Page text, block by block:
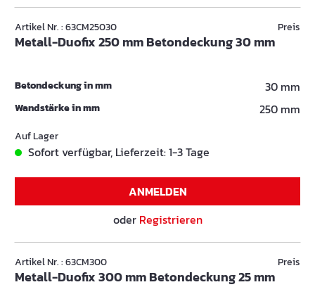
Artikel Nr. : 63CM25030
Metall-Duofix 250 mm Betondeckung 30 mm
Preis
Betondeckung in mm 30 mm
Wandstärke in mm 250 mm
Auf Lager
Sofort verfügbar, Lieferzeit: 1-3 Tage
ANMELDEN
oder Registrieren
Artikel Nr. : 63CM300
Metall-Duofix 300 mm Betondeckung 25 mm
Preis